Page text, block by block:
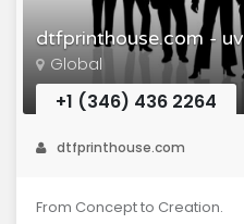
dtfprinthouse.com -
Global
+1 (346) 436 2264
dtfprinthouse.com
From Concept to Creation.